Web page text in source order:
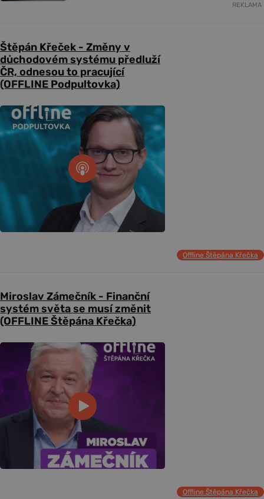
REKLAMA
Štěpán Křeček - Změny v
důchodovém systému předluží
ČR, odnesou to pracující
(OFFLINE Podpultovka)
Offline Štěpána Křečka
Miroslav Zámečník - Finanční
systém světa se musí změnit
(OFFLINE Štěpána Křečka)
Offline Štěpána Křečka